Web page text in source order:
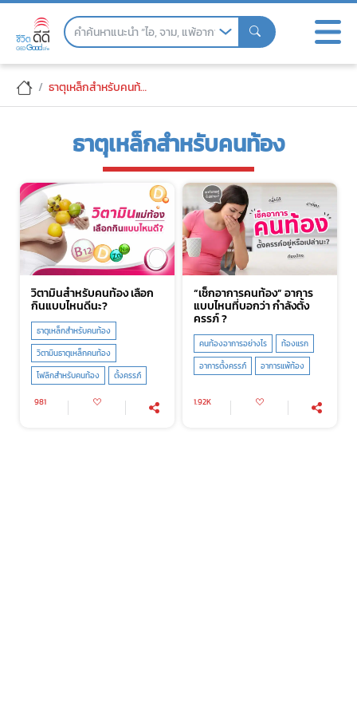
Skip
ธาตุเหล็กสำหรับคนท้อง
ธาตุเหล็กสำหรับคนท้อง
วิตามินสำหรับคนท้อง เลือก
กินแบบไหนดีนะ?
ธาตุเหล็กสำหรับคนท้อง
วิตามินธาตุเหล็กคนท้อง
โฟลิกสำหรับคนท้อง
ตั้งครรภ์
981
“เช็กอาการคนท้อง” อาการ
แบบไหนที่บอกว่า กำลังตั้ง
ครรภ์ ?
คนท้องอาการอย่างไร
ท้องแรก
อาการตั้งครรภ์
อาการแพ้ท้อง
1.92K